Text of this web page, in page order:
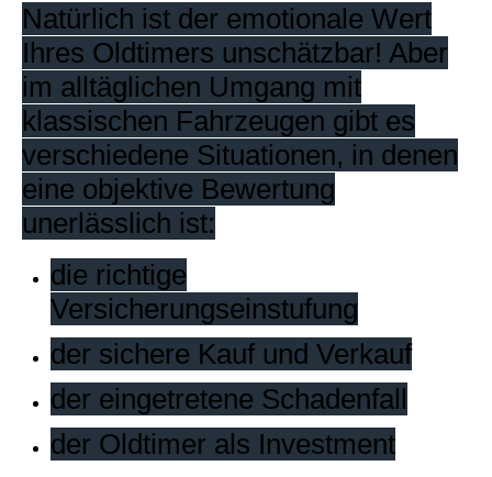
Natürlich ist der emotionale Wert
Ihres Oldtimers unschätzbar! Aber
im alltäglichen Umgang mit
klassischen Fahrzeugen gibt es
verschiedene Situationen, in denen
eine objektive Bewertung
unerlässlich ist:
die richtige
Versicherungseinstufung
der sichere Kauf und Verkauf
der eingetretene Schadenfall
der Oldtimer als Investment